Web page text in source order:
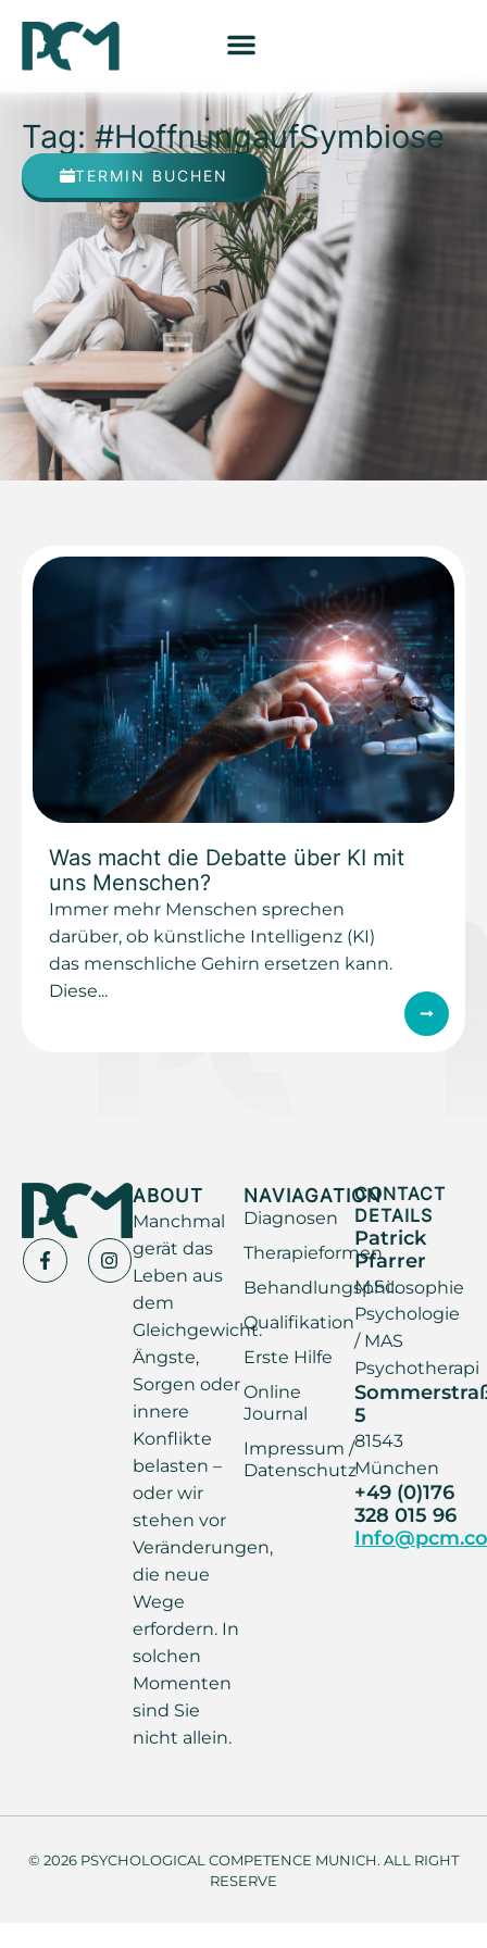
Tag: #HoffnungaufSymbiose
TERMIN BUCHEN
Was macht die Debatte über KI mit
uns Menschen?
Immer mehr Menschen sprechen
darüber, ob künstliche Intelligenz (KI)
das menschliche Gehirn ersetzen kann.
Diese...
ABOUT
Manchmal
gerät das
Leben aus
dem
Gleichgewicht.
Ängste,
Sorgen oder
innere
Konflikte
belasten –
oder wir
stehen vor
Veränderungen,
die neue
Wege
erfordern. In
solchen
Momenten
sind Sie
nicht allein.
NAVIAGATION
Diagnosen
Therapieformen
Behandlungsphilosophie
Qualifikation
Erste Hilfe
Online
Journal
Impressum /
Datenschutz
CONTACT
DETAILS
Patrick
Pfarrer
M.Sc.
Psychologie
/ MAS
Psychotherapi
5
81543
München
+49 (0)176
328 015 96
© 2026 PSYCHOLOGICAL COMPETENCE MUNICH. ALL RIGHT
RESERVE